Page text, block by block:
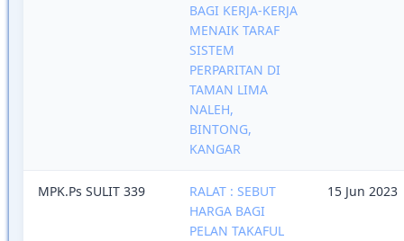
BAGI KERJA-KERJA
MENAIK TARAF
SISTEM
PERPARITAN DI
TAMAN LIMA
NALEH,
BINTONG,
KANGAR
MPK.Ps SULIT 339
RALAT : SEBUT
HARGA BAGI
PELAN TAKAFUL
15 Jun 2023